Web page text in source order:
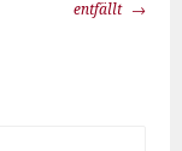
entfällt